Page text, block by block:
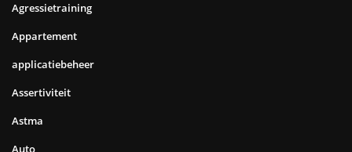
Agressietraining
Appartement
applicatiebeheer
Assertiviteit
Astma
Auto